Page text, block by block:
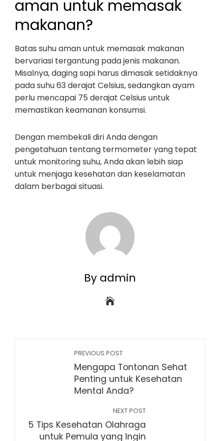
aman untuk memasak
makanan?
Batas suhu aman untuk memasak makanan
bervariasi tergantung pada jenis makanan.
Misalnya, daging sapi harus dimasak setidaknya
pada suhu 63 derajat Celsius, sedangkan ayam
perlu mencapai 75 derajat Celsius untuk
memastikan keamanan konsumsi.
Dengan membekali diri Anda dengan
pengetahuan tentang termometer yang tepat
untuk monitoring suhu, Anda akan lebih siap
untuk menjaga kesehatan dan keselamatan
dalam berbagai situasi.
By admin
PREVIOUS POST
Mengapa Tontonan Sehat
Penting untuk Kesehatan
Mental Anda?
NEXT POST
5 Tips Kesehatan Olahraga
untuk Pemula yang Ingin